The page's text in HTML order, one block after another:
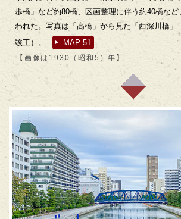
歩橋」など約80橋、区画整理に伴う約40橋な
われた。写真は「高橋」から見た「西深川橋」
竣工）。
MAP 51
【画像は1930（昭和5）年】